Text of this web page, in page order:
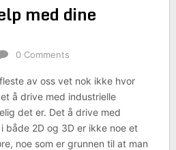
med dine
0 Comments
av oss vet nok ikke hvor
å drive med industrielle
det er. Det å drive med
både 2D og 3D er ikke noe et
noe som er grunnen til at man